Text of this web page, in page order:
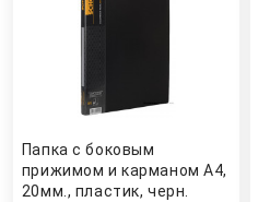
Папка с боковым
прижимом и карманом А4,
20мм., пластик, черн.